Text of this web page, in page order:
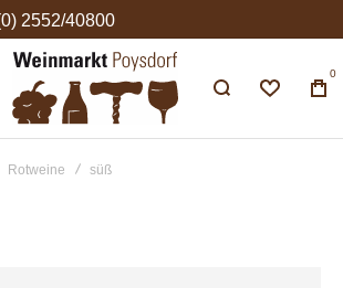
2552/40800
0
Rotweine süß